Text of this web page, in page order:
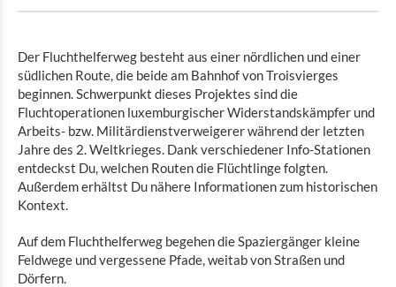
Franziskuswanderweg 13,9 km
CFL-Bahnwanderweg
Europäischer Wanderweg Escapardenne
Auto-Pédestre Wanderwege im Éislek
Nordpfad
Panoramaweg Troisvierges-Wiltz
Wanderweg GR 57
Der Fluchthelferweg besteht aus einer nördlichen und einer
südlichen Route, die beide am Bahnhof von Troisvierges
beginnen. Schwerpunkt dieses Projektes sind die
Fluchtoperationen luxemburgischer Widerstandskämpfer und
Arbeits- bzw. Militärdienstverweigerer während der letzten
Jahre des 2. Weltkrieges. Dank verschiedener Info-Stationen
entdeckst Du, welchen Routen die Flüchtlinge folgten.
Außerdem erhältst Du nähere Informationen zum historischen
Kontext.
Auf dem Fluchthelferweg begehen die Spaziergänger kleine
Feldwege und vergessene Pfade, weitab von Straßen und
Dörfern.